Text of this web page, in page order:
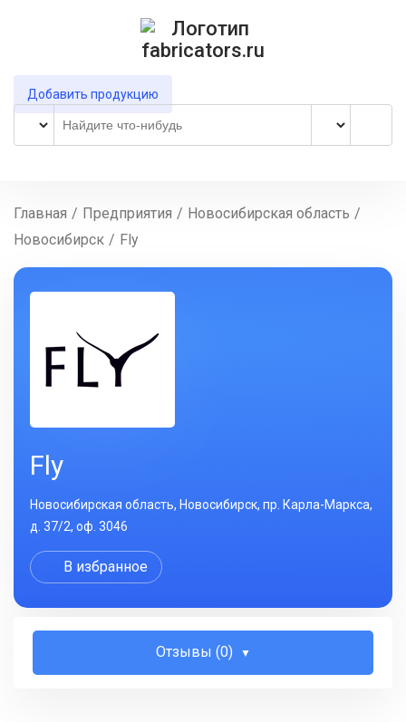
Добавить продукцию
Главная / Предприятия / Новосибирская область /
Новосибирск / Fly
Fly
Новосибирская область, Новосибирск, пр. Карла-Маркса,
д. 37/2, оф. 3046
В избранное
Отзывы (0)